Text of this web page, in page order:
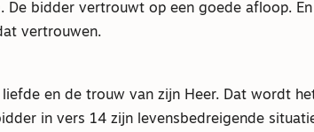
De bidder vertrouwt op een goede afloop.
vertrouwen.
liefde en de trouw van zijn Heer. Dat wordt
in vers 14 zijn levensbedreigende